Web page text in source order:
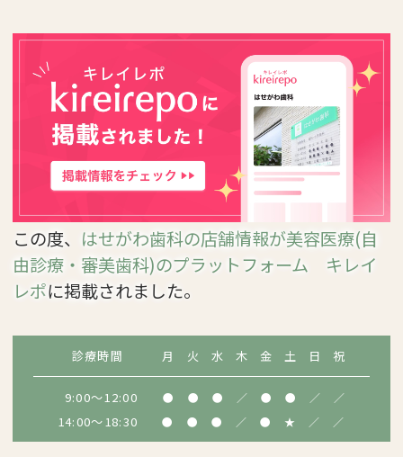
この度、 はせがわ歯科の店舗情報が美容医療(自
由診療・審美歯科)のプラットフォーム キレイ
レポに掲載されました。
診療時間 月 火 水 木 金 土 日 祝
9:00～12:00 ● ● ● ／ ● ● ／ ／
14:00～18:30 ● ● ● ／ ● ★ ／ ／